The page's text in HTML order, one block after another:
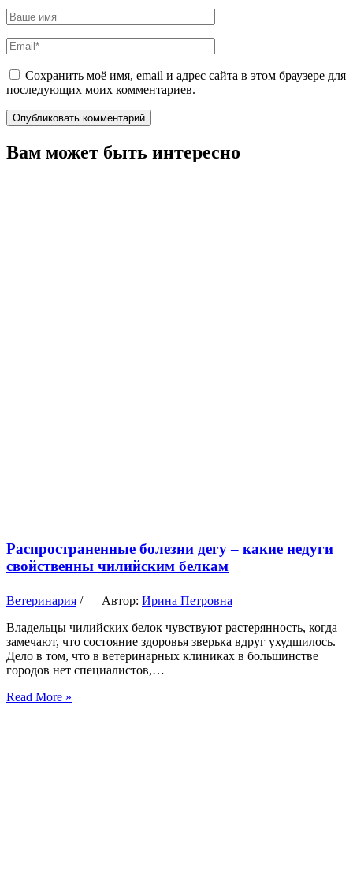
Название*
Email*
Сохранить моё имя, email и адрес сайта в этом браузере для
последующих моих комментариев.
Вам может быть интересно
Распространенные болезни дегу – какие недуги
свойственны чилийским белкам
Ветеринария / Автор: Ирина Петровна
Владельцы чилийских белок чувствуют растерянность, когда
замечают, что состояние здоровья зверька вдруг ухудшилось.
Дело в том, что в ветеринарных клиниках в большинстве
городов нет специалистов,…
Read More »